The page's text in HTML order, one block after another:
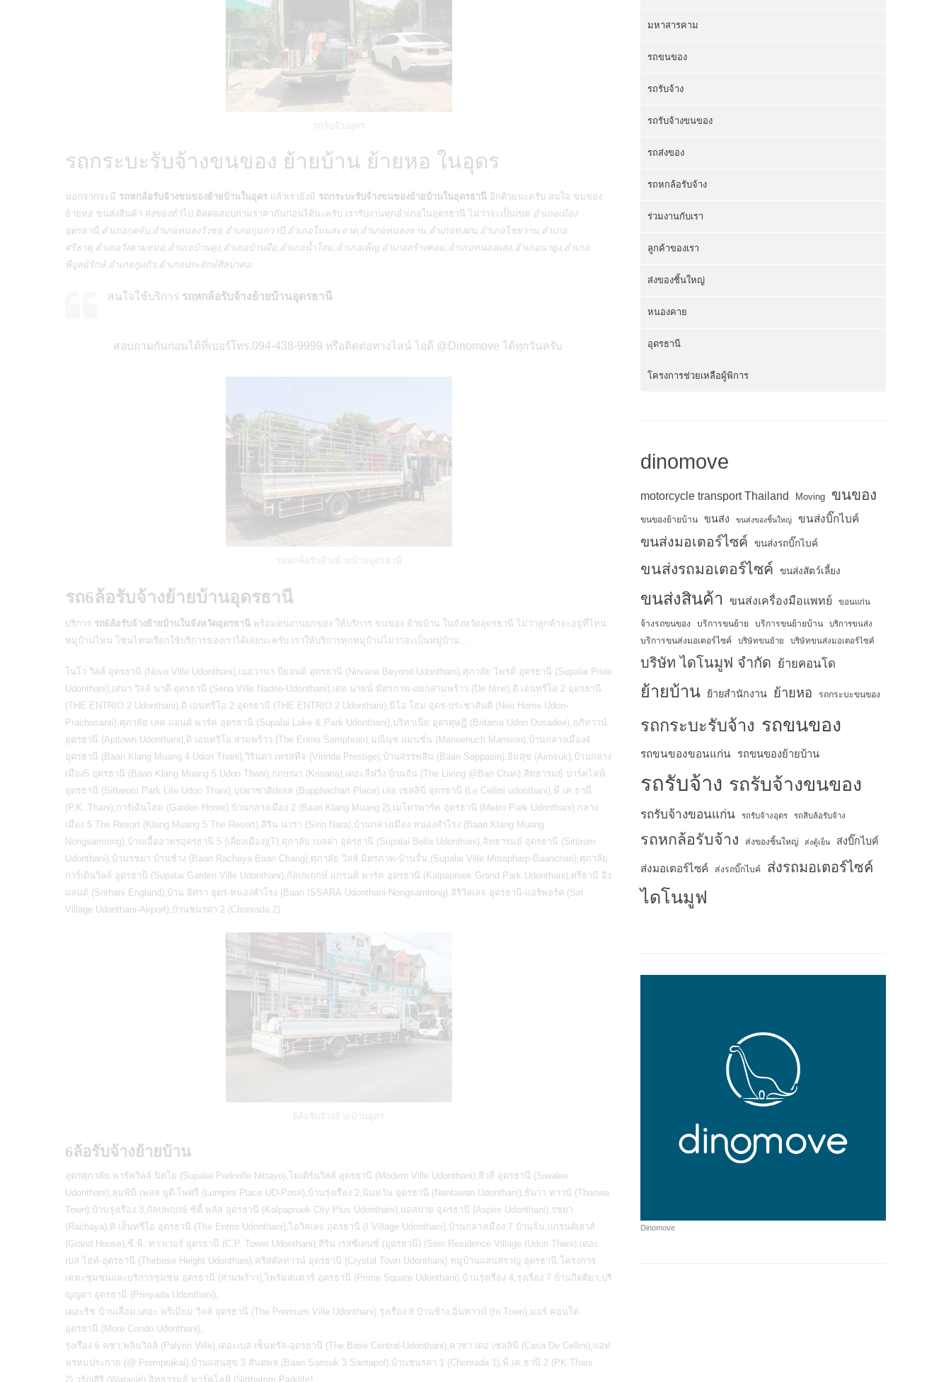
รถรับจ้างอุดร
รถกระบะรับจ้างขนของ ย้ายบ้าน ย้ายหอ ในอุดร
นอกจากจะมี รถหกล้อรับจ้างขนของย้ายบ้านในอุดร แล้วเรายังมี รถกระบะรับจ้างขนของย้ายบ้านในอุดรธานี อีกด้วยนะครับ สนใจ ขนของ
ย้ายหอ ขนส่งสินค้า ส่งของทั่วไป ติดต่อสอบถามราคากันก่อนได้นะครับ เรารับงานทุกอำเภอในอุดรธานี ไม่ว่าจะเป็นเขต อำเภอเมือง
อุดรธานี,อำเภอกุดจับ,อำเภอหนองวัวซอ,อำเภอกุมภวาปี,อำเภอโนนสะอาด,อำเภอหนองหาน,อำเภอทุ่งฝน,อำเภอไชยวาน,อำเภอ
ศรีธาตุ,อำเภอวังสามหมอ,อำเภอบ้านดุง,อำเภอบ้านผือ,อำเภอน้ำโสม,อำเภอเพ็ญ,อำเภอสร้างคอม,อำเภอหนองแสง,อำเภอนายูง,อำเภอ
พิบูลย์รักษ์,อำเภอกู่แก้ว,อำเภอประจักษ์ศิลปาคม
สนใจใช้บริการ รถหกล้อรับจ้างย้ายบ้านอุดรธานี
สอบถามกันก่อนได้ที่เบอร์โทร.094-438-9999 หรือติดต่อทางไลน์ ไอดี @Dinomove ได้ทุกวันครับ
รถหกล้อรับจ้างย้ายบ้านอุดรธานี
รถ6ล้อรับจ้างย้ายบ้านอุดรธานี
บริการ รถ6ล้อรับจ้างย้ายบ้านในจังหวัดอุดรธานี พร้อมคนงานยกของ ให้บริการ ขนของ ย้ายบ้าน ในจังหวัดอุดรธานี ไม่ว่าลูกค้าจะอยู่ที่ไหน
หมู่บ้านไหน โซนไหนเรียกใช้บริการของเราได้เลยนะครับ เราให้บริการทุกหมู่บ้านไม่ว่าจะเป็นหมู่บ้าน…
โนโว วิลล์ อุดรธานี (Novo Ville Udonthani),เนอวานา บียอนด์ อุดรธานี (Nirvana Beyond Udonthani),ศุภาลัย ไพรด์ อุดรธานี (Supalai Pride
Udonthani),เสนา วิลล์ นาดี-อุดรธานี (Sena Ville Nadee-Udonthani),เดอ นายน์ มิตรภาพ-แยกสามพร้าว (De Nine),ดิ เอนทรีโอ 2 อุดรธานี
(THE ENTRIO 2 Udonthani),ดิ เอนทรีโอ 2 อุดรธานี (THE ENTRIO 2 Udonthani),นีโอ โฮม อุดร-ประชาสันติ (Neo Home Udon-
Prachasanti),ศุภาลัย เลค แอนด์ พาร์ค อุดรธานี (Supalai Lake & Park Udonthani),บริทาเนีย อุดรดุษฎี (Britania Udon Dusadee),อภิทาวน์
อุดรธานี (Apitown Udonthani),ดิ เอนทริโอ สามพร้าว (The Entrio Samphrao),มณีนุช แมนชั่น (Maneenuch Mansion),บ้านกลางเมือง4
อุดรธานี (Baan Klang Muang 4 Udon Thani),วิรินดา เพรสทีจ (Virinda Prestige),บ้านสรรพสิน (Baan Sappasin),อิ่มสุข (Aimsuk),บ้านกลาง
เมือง5 อุดรธานี (Baan Klang Muang 5 Udon Thani),กฤษณา (Krisana),เดอะลีฟวิ่ง บ้านจั่น (The Living @Ban Chan),สิทธารมย์ ปาร์คไลฟ์
อุดรธานี (Sittarom Park Life Udon Thani),บุปผาชาติเพลส (Bupphachart Place),เลอ เซลลินี อุดรธานี (Le Cellini udonthani),พี.เค.ธานี
(P.K. Thani),การ์เด้นโฮม (Garden Home),บ้านกลางเมือง 2 (Baan Klang Muang 2),เมโทรพาร์ค อุดรธานี (Metro Park Udonthani),กลาง
เมือง 5 The Resort (Klang Muang 5 The Resort),สิริน นารา (Sirin Nara),บ้านกลางเมือง หนองสำโรง (Baan Klang Muang
Nongsamrong),บ้านเอื้ออาทรอุดรธานี 5 (เลี่ยงเมือง)(T),ศุภาลัย เบลล่า อุดรธานี (Supalai Bella Udonthani),สิทธารมย์ อุดรธานี (Sittirom
Udonthani),บ้านรชยา บ้านช้าง (Baan Rachaya Baan Chang),ศุภาลัย วิลล์ มิตรภาพ-บ้านจั่น (Supalai Ville Mitrapharp-Baanchan),ศุภาลัย
การ์เด้นวิลล์ อุดรธานี (Supalai Garden Ville Udonthani),กัลปพฤกษ์ แกรนด์ พาร์ค อุดรธานี (Kalpapruek Grand Park Udonthani),ศรีธานี อิง
แลนด์ (Srithani England),บ้าน อิศรา อุดร-หนองสำโรง (Baan ISSARA‏ Udonthani-Nongsamrong),สิริวิลเลจ อุดรธานี-แอร์พอร์ต (Siri
Village Udonthani-Airport), บ้านชนรดา 2 (Chonrada 2)
6ล้อรับจ้างย้ายบ้านอุดร
6ล้อรับจ้างย้ายบ้าน
อุดรศุภาลัย พาร์ควิลล์ นิตโย (Supalai Parkville Nittayo),โมเดิร์นวิลล์ อุดรธานี (Modern Ville Udonthani),สีวลี อุดรธานี (Siwalee
Udonthani),ลุมพินี เพลส ยูดี-โพศรี (Lumpini Place UD-Posri),บ้านรุ่งเรือง 2,นันทวัน อุดรธานี (Nantawan Udonthani),ธันวา ทาวน์ (Thanwa
Town),บ้านรุ่งเรือง 3,กัลปพฤกษ์ ซิตี้ พลัส อุดรธานี (Kalpapruek City Plus Udonthani),แอสปาย อุดรธานี (Aspire Udonthani),รชยา
(Rachaya),ดิ เอ็นทรีโอ อุดรธานี (The Entrio Udonthani),ไอวิลเลจ อุดรธานี (I Village Udonthani),บ้านกลางเมือง 7 บ้านจั่น,แกรนด์เฮาส์
(Grand House),ซี.พี. ทาวเวอร์ อุดรธานี (C.P. Tower Udonthani),สิริน เรสซิเดนซ์ (อุดรธานี) (Sirin Residence Village (Udon Thani),เดอะ
เบส ไฮท์-อุดรธานี (Thebase Height Udonthani),คริสตัลทาวน์ อุดรธานี (Crystal Town Udonthani),หมู่บ้านแสนสราญ อุดรธานี,โครงการ
เคหะชุมชนและบริการชุมชน อุดรธานี (สามพร้าว),ไพร์มสแควร์ อุดรธานี (Prime Square Udonthani),บ้านรุ่งเรือง 4,รุ่งเรือง 7 บ้านกิตติยา,ปริ
ญญดา อุดรธานี (Prinyada Udonthani),
เดอะริช บ้านเลื่อม,เดอะ พรีเมียม วิลล์ อุดรธานี (The Premium Ville Udonthani),รุ่งเรือง 8 บ้านช้าง,อินทาวน์ (In Town),มอร์ คอนโด
อุดรธานี (More Condo Udonthani),
รุ่งเรือง 6 คชา,พลินวิลล์ (Palynn Ville),เดอะเบส เซ็นทรัล-อุดรธานี (The Base Central-Udonthani),คาซา เดอ เซลลินี (Casa De Cellini),แอท
พรหมประกาย (@ Promprakai),บ้านแสนสุข 3 สันตพล (Baan Sansuk 3 Santapol),บ้านชนรดา 1 (Chonrada 1),พี.เค.ธานี 2 (PK Thani
2),วรัญสิริ (Warasiri),สิทธารมย์ พาร์คไลฟ์ (Sittharom Parklife)
มหาสารคาม
รถขนของ
รถรับจ้าง
รถรับจ้างขนของ
รถส่งของ
รถหกล้อรับจ้าง
ร่วมงานกับเรา
ลูกค้าของเรา
ส่งของชิ้นใหญ่
หนองคาย
อุดรธานี
โครงการช่วยเหลือผู้พิการ
dinomove
motorcycle transport Thailand Moving ขนของ
ขนของย้ายบ้าน ขนส่ง ขนส่งของชิ้นใหญ่ ขนส่งบิ๊กไบค์
ขนส่งมอเตอร์ไซค์ ขนส่งรถบิ๊กไบค์
ขนส่งรถมอเตอร์ไซค์ ขนส่งสัตว์เลี้ยง
ขนส่งสินค้า ขนส่งเครื่องมือแพทย์ ขอนแก่น
จ้างรถขนของ บริการขนย้าย บริการขนย้ายบ้าน บริการขนส่ง
บริการขนส่งมอเตอร์ไซค์ บริษัทขนย้าย บริษัทขนส่งมอเตอร์ไซค์
บริษัท ไดโนมูฟ จำกัด ย้ายคอนโด
ย้ายบ้าน ย้ายสำนักงาน ย้ายหอ รถกระบะขนของ
รถกระบะรับจ้าง รถขนของ
รถขนของขอนแก่น รถขนของย้ายบ้าน
รถรับจ้าง รถรับจ้างขนของ
รถรับจ้างขอนแก่น รถรับจ้างอุดร รถสิบล้อรับจ้าง
รถหกล้อรับจ้าง ส่งของชิ้นใหญ่ ส่งตู้เย็น ส่งบิ๊กไบค์
ส่งมอเตอร์ไซค์ ส่งรถบิ๊กไบค์ ส่งรถมอเตอร์ไซค์
ไดโนมูฟ
Dinomove